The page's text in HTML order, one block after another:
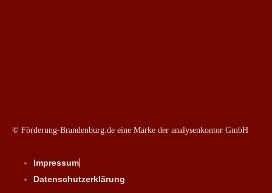
© Förderung-Brandenburg.de eine Marke der analysenkontor GmbH
Impressum
Datenschutzerklärung